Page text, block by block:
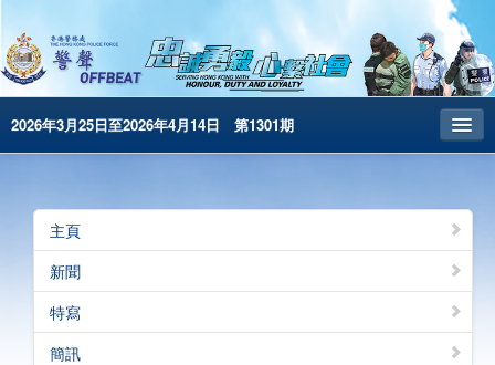
2026年3月25日至2026年4月14日 第1301期
昔日警聲
警務處主頁
简体版
English
主頁
新聞
特寫
簡訊